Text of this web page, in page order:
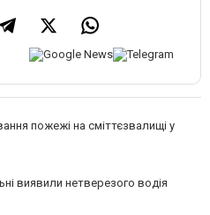
пожежі на сміттєзвалищі у
виявили нетверезого водія